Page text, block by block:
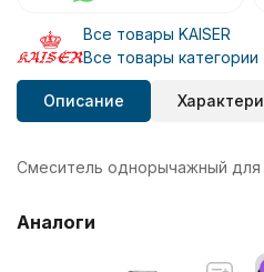
Все товары KAISER
Все товары категории
Описание
Смеситель однорычажный
Аналоги